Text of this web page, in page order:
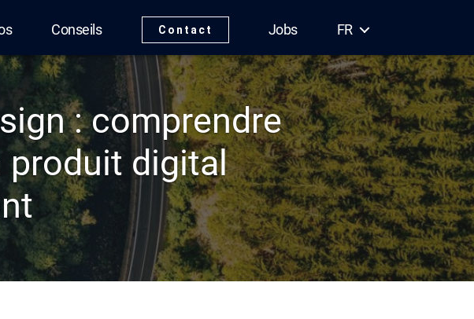
Conseils Contact Jobs FR
: comprendre
produit digital